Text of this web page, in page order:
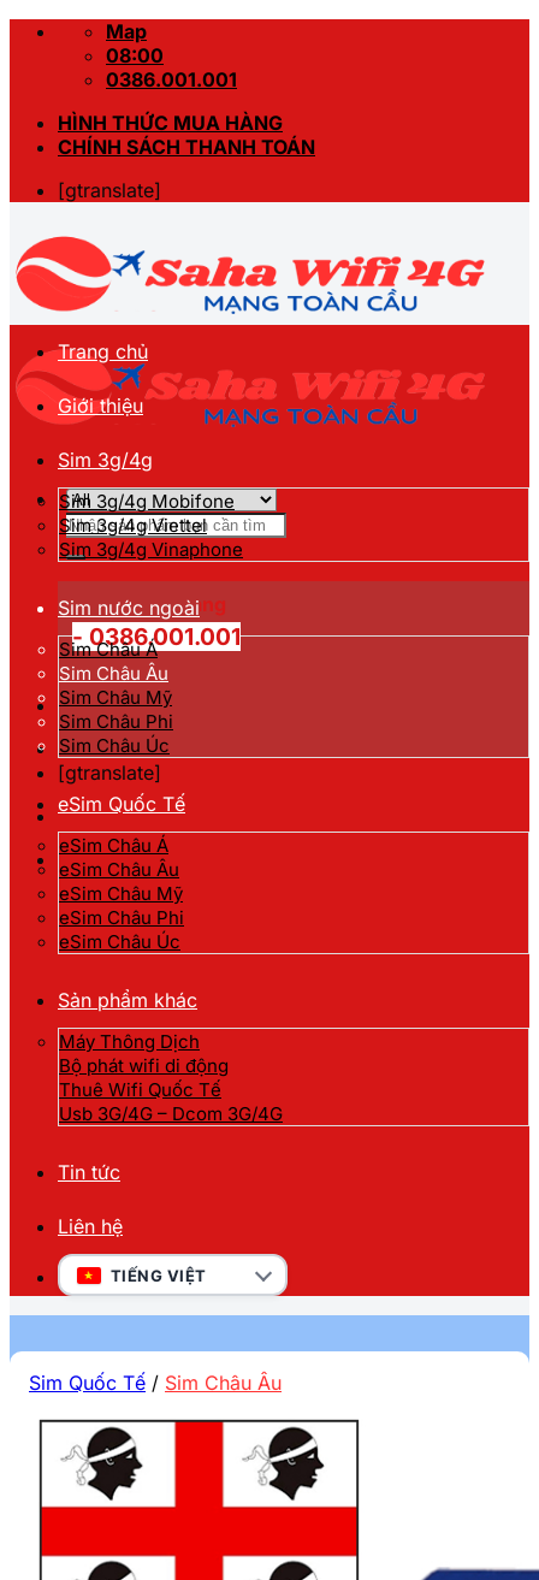
Skip
Map
08:00
0386.001.001
HÌNH THỨC MUA HÀNG
CHÍNH SÁCH THANH TOÁN
[gtranslate]
Tìm
kiếm:
Hotline đặt hàng
- 0386.001.001
[gtranslate]
Trang chủ
Giới thiệu
Sim 3g/4g
Sim 3g/4g Mobifone
Sim 3g/4g Viettel
Sim 3g/4g Vinaphone
Sim nước ngoài
Sim Châu Á
Sim Châu Âu
Sim Châu Mỹ
Sim Châu Phi
Sim Châu Úc
eSim Quốc Tế
eSim Châu Á
eSim Châu Âu
eSim Châu Mỹ
eSim Châu Phi
eSim Châu Úc
Sản phẩm khác
Máy Thông Dịch
Bộ phát wifi di động
Thuê Wifi Quốc Tế
Usb 3G/4G – Dcom 3G/4G
Tin tức
Liên hệ
TIẾNG VIỆT
Sim Quốc Tế / Sim Châu Âu